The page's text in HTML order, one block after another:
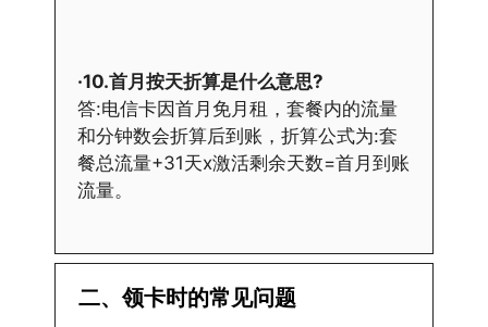
·10.首月按天折算是什么意思?
答:电信卡因首月免月租，套餐内的流量
和分钟数会折算后到账，折算公式为:套
餐总流量+31天x激活剩余天数=首月到账
流量。
二、领卡时的常见问题